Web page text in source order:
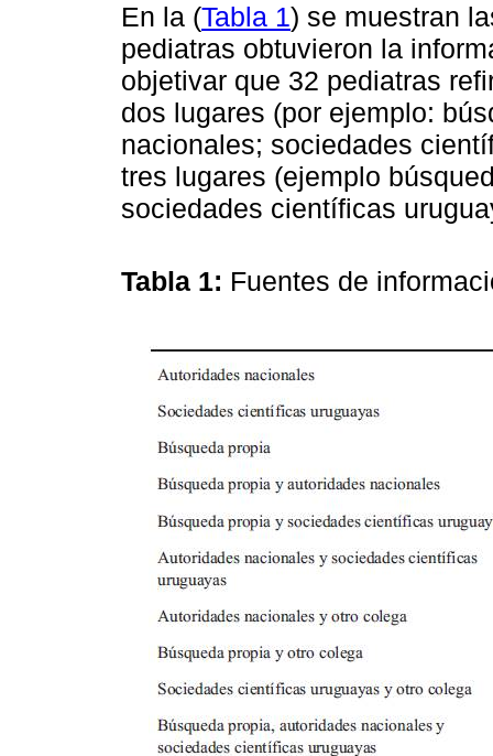
En la (Tabla 1) se muestran
pediatras obtuvieron la
objetivar que 32 pediatras
dos lugares (por ejemplo:
nacionales; sociedades
tres lugares (ejemplo
sociedades científicas
Tabla 1: Fuentes de